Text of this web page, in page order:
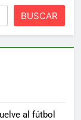
BUSCAR
al fútbol